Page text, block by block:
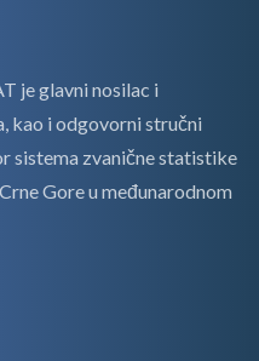
je glavni nosilac i
kao i odgovorni stručni
sistema zvanične statistike
Gore u međunarodnom